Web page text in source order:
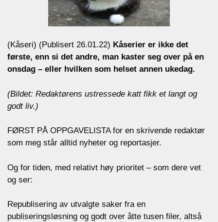
(Kåseri) (Publisert 26.01.22) Kåserier er ikke det
første, enn si det andre, man kaster seg over på en
onsdag – eller hvilken som helset annen ukedag.
(Bildet: Redaktørens ustressede katt fikk et langt og
godt liv.)
FØRST PÅ OPPGAVELISTA for en skrivende redaktør
som meg står alltid nyheter og reportasjer.
Og for tiden, med relativt høy prioritet – som dere vet
og ser:
Republisering av utvalgte saker fra en
publiseringsløsning og godt over åtte tusen filer, altså